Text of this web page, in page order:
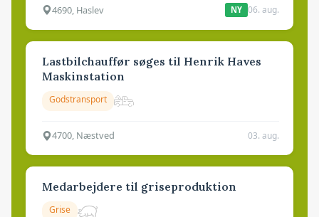
4690, Haslev NY 06. aug.
Lastbilchauffør søges til Henrik Haves
Maskinstation
Godstransport
4700, Næstved 03. aug.
Medarbejdere til griseproduktion
Grise